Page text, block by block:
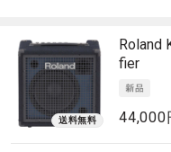
Roland
fier
44,000